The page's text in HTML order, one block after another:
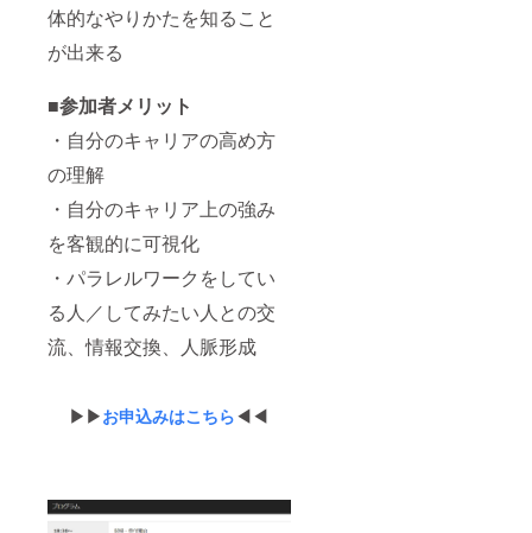
体的なやりかたを知ること
が出来る
■参加者メリット
・自分のキャリアの高め方
の理解
・自分のキャリア上の強み
を客観的に可視化
・パラレルワークをしてい
る人／してみたい人との交
流、情報交換、人脈形成
▶▶お申込みはこちら◀◀